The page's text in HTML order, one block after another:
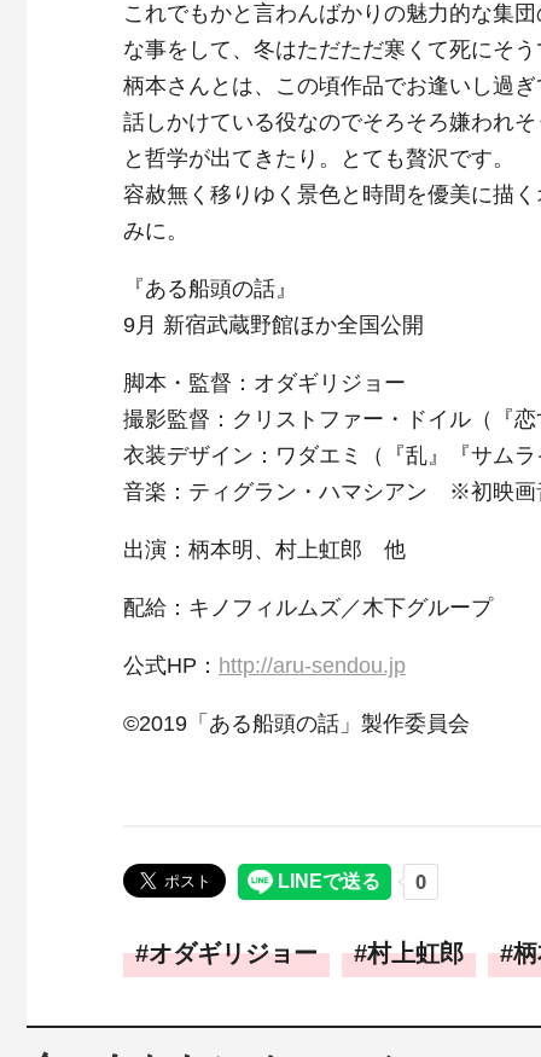
これでもかと言わんばかりの魅力的な集
な事をして、冬はただただ寒くて死にそう
柄本さんとは、この頃作品でお逢いし過
話しかけている役なのでそろそろ嫌われ
と哲学が出てきたり。とても贅沢です。
容赦無く移りゆく景色と時間を優美に描
みに。
『ある船頭の話』
9月 新宿武蔵野館ほか全国公開
脚本・監督：オダギリジョー
撮影監督：クリストファー・ドイル（『
衣装デザイン：ワダエミ（『乱』『サム
音楽：ティグラン・ハマシアン ※初映画
出演：柄本明、村上虹郎 他
配給：キノフィルムズ／木下グループ
公式HP： http://aru-sendou.jp
©2019「ある船頭の話」製作委員会
オダギリジョー 村上虹郎